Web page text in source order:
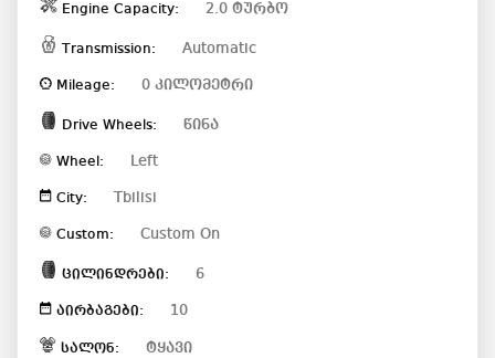
Engine Capacity: 2.0 ტურბო
Transmission: Automatic
Mileage: 0 კილომეტრი
Drive Wheels: წინა
Wheel: Left
City: Tbilisi
Custom: Custom On
ცილინდრები: 6
აირბაგები: 10
სალონ: ტყავი